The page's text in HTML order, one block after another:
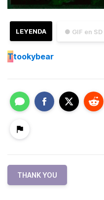
● GIF en SD
LEYENDA
Ttookybear
THANK YOU